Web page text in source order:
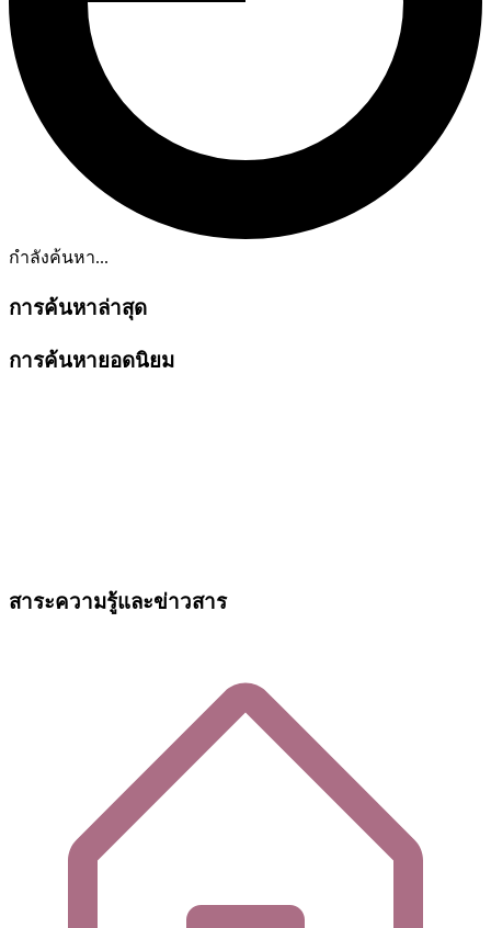
กำลังค้นหา...
การค้นหาล่าสุด
การค้นหายอดนิยม
สาระความรู้และข่าวสาร